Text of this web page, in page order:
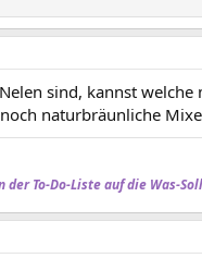
sind, kannst welche
naturbräunliche
der To-Do-Liste auf die Was-